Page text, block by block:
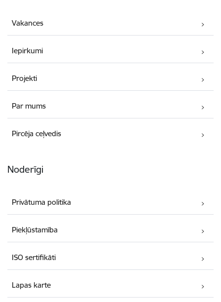
Vakances
Iepirkumi
Projekti
Par mums
Pircēja ceļvedis
Noderīgi
Privātuma politika
Piekļūstamība
ISO sertifikāti
Lapas karte